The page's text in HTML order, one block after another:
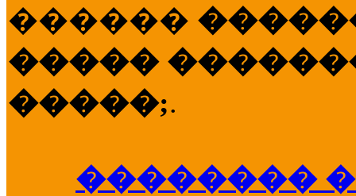
������
�����
�����;.
��������